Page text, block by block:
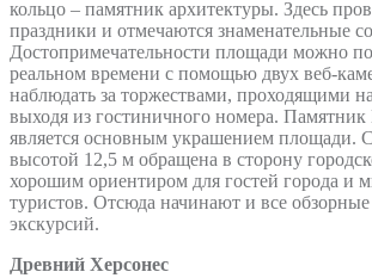
кольцо – памятник архитектуры. Здесь
праздники и отмечаются знаменательные
Достопримечательности площади можно
реальном времени с помощью двух веб-
наблюдать за торжествами, проходящими
выходя из гостиничного номера.
является основным украшением площади.
высотой 12,5 м обращена в сторону
хорошим ориентиром для гостей города и
туристов. Отсюда начинают и все
экскурсий.
Древний Херсонес